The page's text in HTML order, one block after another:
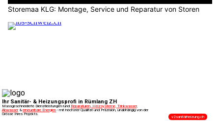
Storemaa KLG: Montage, Service und Reparatur von Storen
LBS-Schweiz GmbH bietet Sicherheitsdienst und
Videoüberwachung